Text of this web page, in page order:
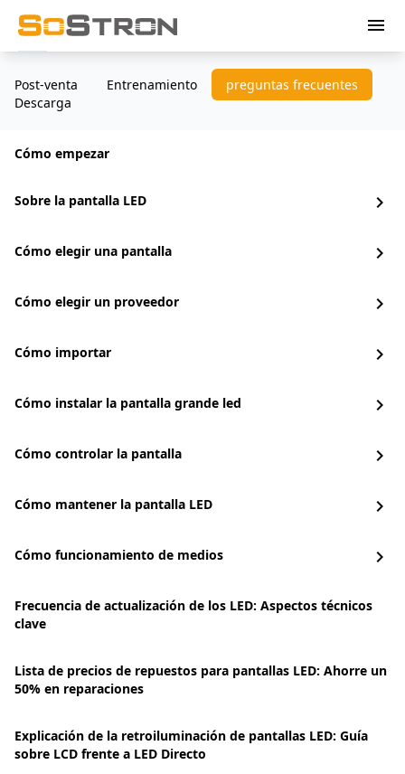
menu
Post-venta Entrenamiento
preguntas frecuentes
Descarga
Cómo empezar
Sobre la pantalla LED chevron_right
Cómo elegir una pantalla chevron_right
Cómo elegir un proveedor chevron_right
Cómo importar chevron_right
Cómo instalar la pantalla grande led chevron_right
Cómo controlar la pantalla chevron_right
Cómo mantener la pantalla LED chevron_right
Cómo funcionamiento de medios chevron_right
Frecuencia de actualización de los LED: Aspectos técnicos
clave
Lista de precios de repuestos para pantallas LED: Ahorre un
50% en reparaciones
Explicación de la retroiluminación de pantallas LED: Guía
sobre LCD frente a LED Directo